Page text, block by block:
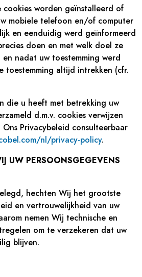
worden geïnstalleerd of
mobiele telefoon en/of computer
en eenduidig werd geïnformeerd
doen en met welk doel ze
nadat uw toestemming werd
toestemming altijd intrekken (cfr.
die u heeft met betrekking uw
d.m.v. cookies verwijzen
Privacybeleid consulteerbaar
nl/privacy-policy.
UW PERSOONSGEGEVENS
hechten Wij het grootste
en vertrouwelijkheid van uw
nemen Wij technische en
om te verzekeren dat uw
blijven.